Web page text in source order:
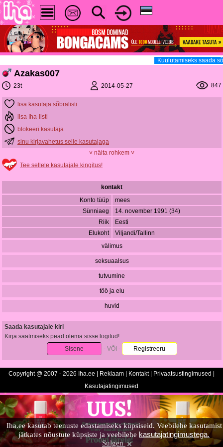
Iha.ee kasutab teenuste edastamiseks küpsiseid. Veebilehe kasutamist
jätkates nõustute küpsiste ja veebilehe kasutajatingimustega.
Sulgen
Kuulutamiseks saada
Azakas007
23t 2014-05-27 847
lisa kasutaja sõbralisti
lisa Iha-listi
blokeeri kasutaja
sinu kirjavahetus selle kasutajaga
˅ näita rohkem ˅
Tee sellele kasutajale kingitus!
kontakt
Konto tüüp
mees
Sünniaeg
14. november 1991 (34)
Riik
Eesti
Elukoht
Viljandi/Tallinn
välimus
seksuaalsus
tutvumine
töö ja elu
huvid
Saada kasutajale kiri
Kirja saatmiseks pead olema sisse logitud!
Sisene
- VÕI - Registreeru
Copyright @ 2007 - 2026 Iha.ee | Reklaam Kontakt| Privaatsustingimused
Kasutajatingimused